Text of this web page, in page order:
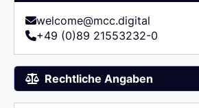
welcome@mcc.digital
+49 (0)89 21553232-0
Rechtliche Angaben